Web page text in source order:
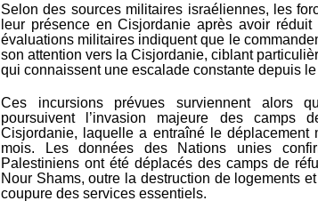
Selon des sources militaires israéliennes, les
leur présence en Cisjordanie après avoir
évaluations militaires indiquent que le
son attention vers la Cisjordanie, ciblant
qui connaissent une escalade constante depuis le
Ces incursions prévues surviennent alors
poursuivent l’invasion majeure des
Cisjordanie, laquelle a entraîné le déplacement
mois. Les données des Nations unies
Palestiniens ont été déplacés des camps de
Nour Shams, outre la destruction de logements
coupure des services essentiels.